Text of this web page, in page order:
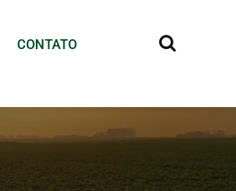
CONTATO